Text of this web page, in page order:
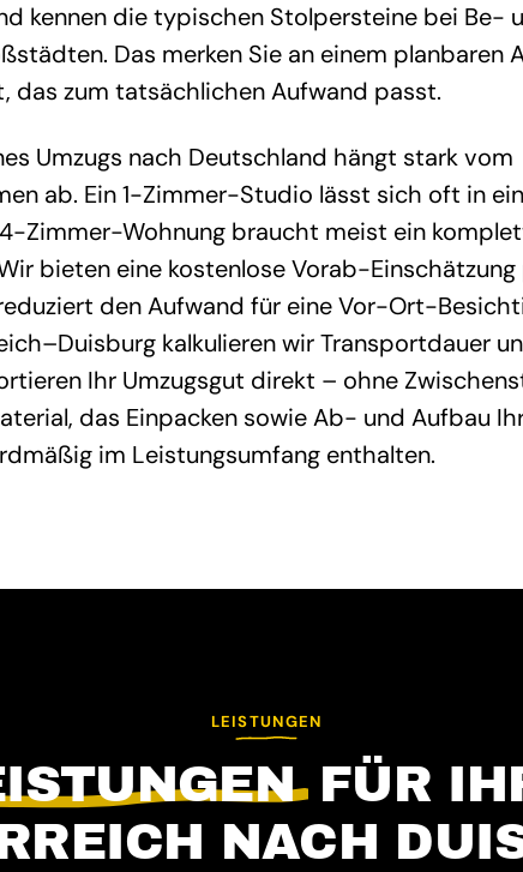
kennen die typischen Stolpersteine bei Be-
Das merken Sie an einem planbaren
das zum tatsächlichen Aufwand passt.
Umzugs nach Deutschland hängt stark vom
ab. Ein 1-Zimmer-Studio lässt sich oft in
Zimmer-Wohnung braucht meist ein
bieten eine kostenlose Vorab-
den Aufwand für eine Vor-Ort-
kalkulieren wir Transportdauer
Ihr Umzugsgut direkt – ohne
das Einpacken sowie Ab- und Aufbau
im Leistungsumfang enthalten.
LEISTUNGEN
FÜR
NACH